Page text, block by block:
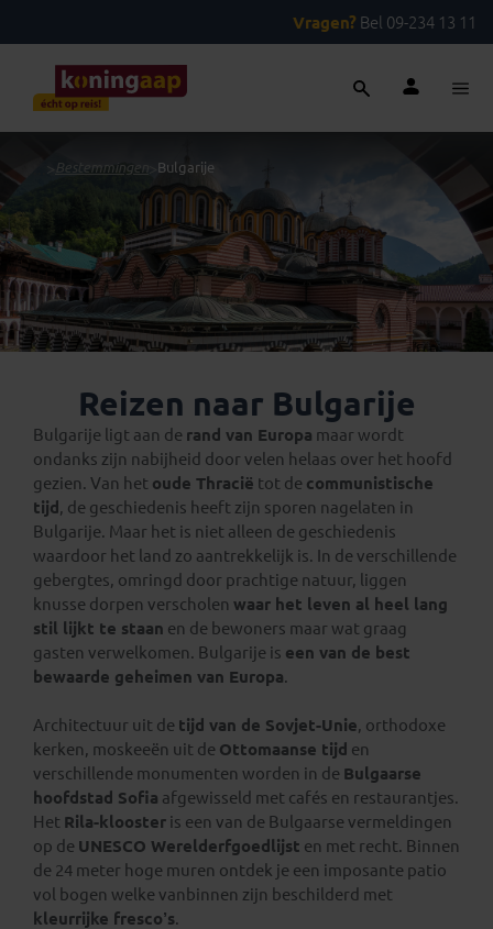
Vragen? Bel 09-234 13 11
> Bestemmingen Bulgarije
Reizen naar Bulgarije
Bulgarije ligt aan de rand van Europa maar wordt
ondanks zijn nabijheid door velen helaas over het hoofd
gezien. Van het oude Thracië tot de communistische
tijd , de geschiedenis heeft zijn sporen nagelaten in
Bulgarije. Maar het is niet alleen de geschiedenis
waardoor het land zo aantrekkelijk is. In de verschillende
gebergtes, omringd door prachtige natuur, liggen
knusse dorpen verscholen waar het leven al heel lang
stil lijkt te staan en de bewoners maar wat graag
gasten verwelkomen. Bulgarije is een van de best
bewaarde geheimen van Europa.
Architectuur uit de tijd van de Sovjet-Unie, orthodoxe
kerken, moskeeën uit de Ottomaanse tijd en
verschillende monumenten worden in de Bulgaarse
hoofdstad Sofia afgewisseld met cafés en restaurantjes.
Het Rila-klooster is een van de Bulgaarse vermeldingen
op de UNESCO Werelderfgoedlijst en met recht. Binnen
de 24 meter hoge muren ontdek je een imposante patio
vol bogen welke vanbinnen zijn beschilderd met
kleurrijke fresco’s.